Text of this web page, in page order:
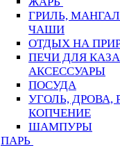
ГРИЛЬ,
ЧАШИ
ОТДЫХ НА
ПЕЧИ ДЛЯ
АКСЕССУАРЫ
ПОСУДА
УГОЛЬ, ДРОВА,
КОПЧЕНИЕ
ШАМПУРЫ
ПАРЬ